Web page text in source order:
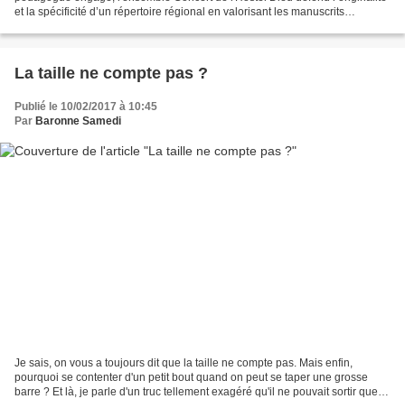
et la spécificité d’un répertoire régional en valorisant les manuscrits
La taille ne compte pas ?
Publié le 10/02/2017 à 10:45
Par Baronne Samedi
Je sais, on vous a toujours dit que la taille ne compte pas. Mais enfin,
pourquoi se contenter d'un petit bout quand on peut se taper une grosse
barre ? Et là, je parle d'un truc tellement exagéré qu'il ne pouvait sortir que